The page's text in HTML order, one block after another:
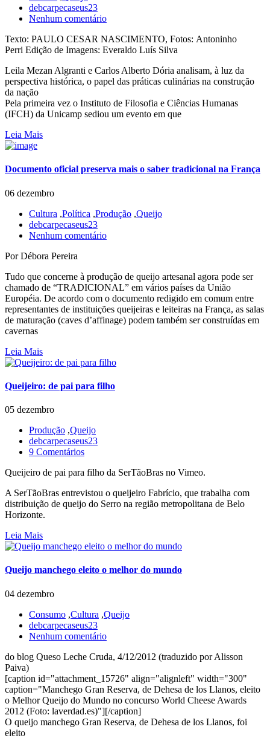
debcarpecaseus23
Nenhum comentário
Texto: PAULO CESAR NASCIMENTO, Fotos: Antoninho
Perri Edição de Imagens: Everaldo Luís Silva
Leila Mezan Algranti e Carlos Alberto Dória analisam, à luz da
perspectiva histórica, o papel das práticas culinárias na construção
da nação
Pela primeira vez o Instituto de Filosofia e Ciências Humanas
(IFCH) da Unicamp sediou um evento em que
Leia Mais
Documento oficial preserva mais o saber tradicional na França
06 dezembro
Cultura ,Política ,Produção ,Queijo
debcarpecaseus23
Nenhum comentário
Por Débora Pereira
Tudo que concerne à produção de queijo artesanal agora pode ser
chamado de “TRADICIONAL” em vários países da União
Européia. De acordo com o documento redigido em comum entre
representantes de instituições queijeiras e leiteiras na França, as salas
de maturação (caves d’affinage) podem também ser construídas em
cavernas
Leia Mais
Queijeiro: de pai para filho
05 dezembro
Produção ,Queijo
debcarpecaseus23
9 Comentários
Queijeiro de pai para filho da SerTãoBras no Vimeo.
A SerTãoBras entrevistou o queijeiro Fabrício, que trabalha com
distribuição de queijo do Serro na região metropolitana de Belo
Horizonte.
Leia Mais
Queijo manchego eleito o melhor do mundo
04 dezembro
Consumo ,Cultura ,Queijo
debcarpecaseus23
Nenhum comentário
do blog Queso Leche Cruda, 4/12/2012 (traduzido por Alisson
Paiva)
[caption id="attachment_15726" align="alignleft" width="300"
caption="Manchego Gran Reserva, de Dehesa de los Llanos, eleito
o Melhor Queijo do Mundo no concurso World Cheese Awards
2012 (Foto: laverdad.es)"][/caption]
O queijo manchego Gran Reserva, de Dehesa de los Llanos, foi
eleito